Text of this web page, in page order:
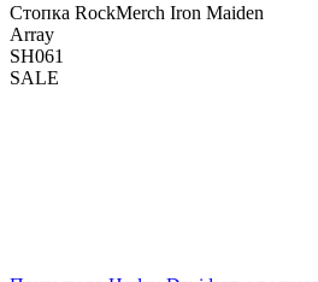
Стопка RockMerch Iron Maiden
Array
SH061
SALE